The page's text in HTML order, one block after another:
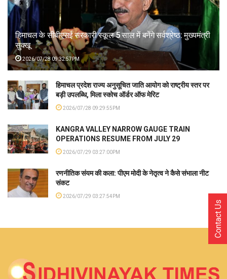
हिमाचल के सीबीएसई सरकारी स्कूल 5 साल में बनेंगे सर्वश्रेष्ठ: मुख्यमंत्री
सुक्खू
2026/07/28 09:32:57PM
हिमाचल प्रदेश राज्य अनुसूचित जाति आयोग को राष्ट्रीय स्तर पर
बड़ी उपलब्धि, मिला स्कोच ऑर्डर ऑफ मेरिट
2026/07/28 09:29:55PM
KANGRA VALLEY NARROW GAUGE TRAIN
OPERATIONS RESUME FROM JULY 29
2026/07/29 03:27:00PM
रणनीतिक संयम की कला: पीएम मोदी के नेतृत्व ने कैसे संभाला नीट
संकट
2026/07/29 03:27:54PM
Contact Us